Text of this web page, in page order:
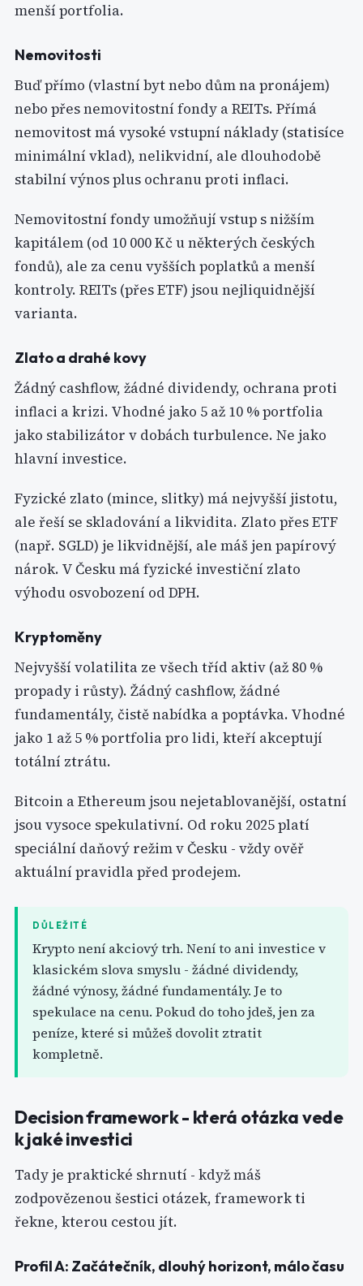
menší portfolia.
Nemovitosti
Buď přímo (vlastní byt nebo dům na pronájem)
nebo přes nemovitostní fondy a REITs. Přímá
nemovitost má vysoké vstupní náklady (statisíce
minimální vklad), nelikvidní, ale dlouhodobě
stabilní výnos plus ochranu proti inflaci.
Nemovitostní fondy umožňují vstup s nižším
kapitálem (od 10 000 Kč u některých českých
fondů), ale za cenu vyšších poplatků a menší
kontroly. REITs (přes ETF) jsou nejliquidnější
varianta.
Zlato a drahé kovy
Žádný cashflow, žádné dividendy, ochrana proti
inflaci a krizi. Vhodné jako 5 až 10 % portfolia
jako stabilizátor v dobách turbulence. Ne jako
hlavní investice.
Fyzické zlato (mince, slitky) má nejvyšší jistotu,
ale řeší se skladování a likvidita. Zlato přes ETF
(např. SGLD) je likvidnější, ale máš jen papírový
nárok. V Česku má fyzické investiční zlato
výhodu osvobození od DPH.
Kryptoměny
Nejvyšší volatilita ze všech tříd aktiv (až 80 %
propady i růsty). Žádný cashflow, žádné
fundamentály, čistě nabídka a poptávka. Vhodné
jako 1 až 5 % portfolia pro lidi, kteří akceptují
totální ztrátu.
Bitcoin a Ethereum jsou nejetablovanější, ostatní
jsou vysoce spekulativní. Od roku 2025 platí
speciální daňový režim v Česku - vždy ověř
aktuální pravidla před prodejem.
DŮLEŽITÉ
Krypto není akciový trh. Není to ani investice v
klasickém slova smyslu - žádné dividendy,
žádné výnosy, žádné fundamentály. Je to
spekulace na cenu. Pokud do toho jdeš, jen za
peníze, které si můžeš dovolit ztratit
kompletně.
Decision framework - která otázka vede
k jaké investici
Tady je praktické shrnutí - když máš
zodpovězenou šestici otázek, framework ti
řekne, kterou cestou jít.
Profil A: Začátečník, dlouhý horizont, málo času